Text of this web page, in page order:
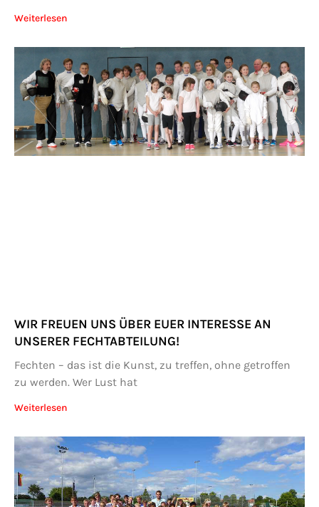
Weiterlesen
WIR FREUEN UNS ÜBER EUER INTERESSE AN
UNSERER FECHTABTEILUNG!
Fechten – das ist die Kunst, zu treffen, ohne getroffen
zu werden. Wer Lust hat
Weiterlesen